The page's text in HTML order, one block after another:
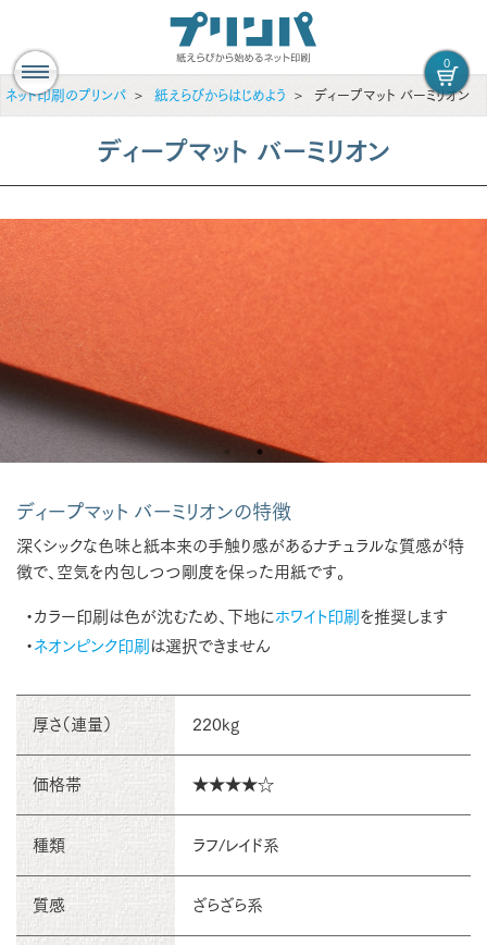
0
ネット印刷のプリンパ 紙えらびからはじめよう ディープマット バーミリオン
ディープマット バーミリオン
ディープマット バーミリオンの特徴
深くシックな色味と紙本来の手触り感があるナチュラルな質感が特
徴で、空気を内包しつつ剛度を保った用紙です。
・カラー印刷は色が沈むため、下地にホワイト印刷 を推奨します
・ ネオンピンク印刷 は選択できません
厚さ（連量） 220kg
価格帯 ★★★★☆
種類 ラフ/レイド系
質感 ざらざら系